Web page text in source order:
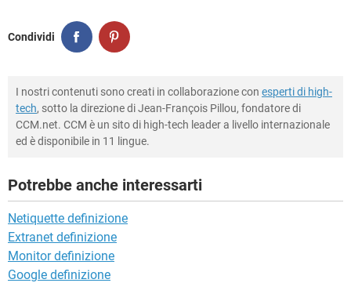
Condividi
I nostri contenuti sono creati in collaborazione con esperti di high-
tech, sotto la direzione di Jean-François Pillou, fondatore di
CCM.net. CCM è un sito di high-tech leader a livello internazionale
ed è disponibile in 11 lingue.
Potrebbe anche interessarti
Netiquette definizione
Extranet definizione
Monitor definizione
Google definizione